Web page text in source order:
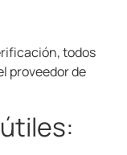
todos
proveedor de